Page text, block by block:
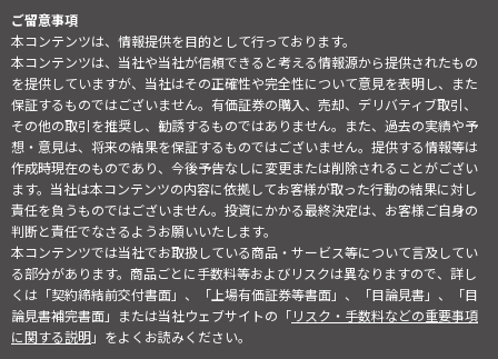
ご留意事項
本コンテンツは、情報提供を目的として行っております。
本コンテンツは、当社や当社が信頼できると考える情報源から提供されたもの
を提供していますが、当社はその正確性や完全性について意見を表明し、また
保証するものではございません。有価証券の購入、売却、デリバティブ取引、
その他の取引を推奨し、勧誘するものではありません。また、過去の実績や予
想・意見は、将来の結果を保証するものではございません。提供する情報等は
作成時現在のものであり、今後予告なしに変更または削除されることがござい
ます。当社は本コンテンツの内容に依拠してお客様が取った行動の結果に対し
責任を負うものではございません。投資にかかる最終決定は、お客様ご自身の
判断と責任でなさるようお願いいたします。
本コンテンツでは当社でお取扱している商品・サービス等について言及してい
る部分があります。商品ごとに手数料等およびリスクは異なりますので、詳し
くは「契約締結前交付書面」、「上場有価証券等書面」、「目論見書」、「目
論見書補完書面」または当社ウェブサイトの「リスク・手数料などの重要事項
に関する説明」をよくお読みください。